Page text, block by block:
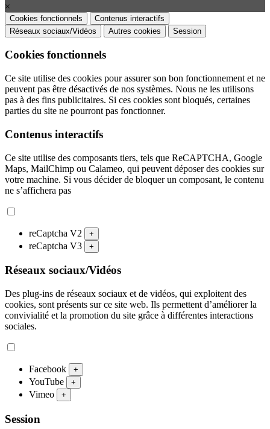
×
Cookies fonctionnels
Contenus interactifs
Réseaux sociaux/Vidéos
Autres cookies Session
Cookies fonctionnels
Ce site utilise des cookies pour assurer son bon fonctionnement et ne
peuvent pas être désactivés de nos systèmes. Nous ne les utilisons
pas à des fins publicitaires. Si ces cookies sont bloqués, certaines
parties du site ne pourront pas fonctionner.
Contenus interactifs
Ce site utilise des composants tiers, tels que ReCAPTCHA, Google
Maps, MailChimp ou Calameo, qui peuvent déposer des cookies sur
votre machine. Si vous décider de bloquer un composant, le contenu
ne s’affichera pas
reCaptcha V2 +
reCaptcha V3 +
Réseaux sociaux/Vidéos
Des plug-ins de réseaux sociaux et de vidéos, qui exploitent des
cookies, sont présents sur ce site web. Ils permettent d’améliorer la
convivialité et la promotion du site grâce à différentes interactions
sociales.
Facebook +
YouTube +
Vimeo +
Session